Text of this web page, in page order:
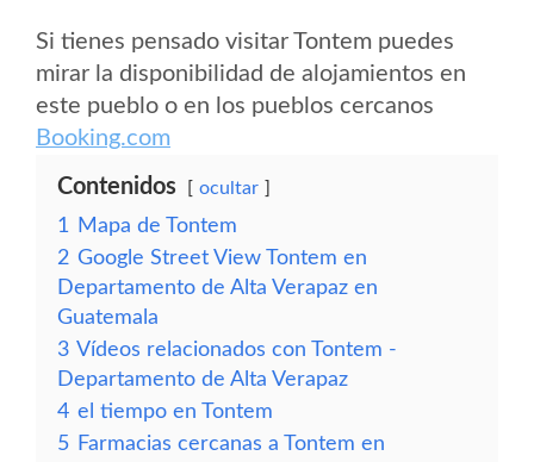
Si tienes pensado visitar Tontem puedes
mirar la disponibilidad de alojamientos en
este pueblo o en los pueblos cercanos
Booking.com
Contenidos ocultar
1
Mapa de Tontem
2 Google Street View Tontem en
Departamento de Alta Verapaz en
Guatemala
3 Vídeos relacionados con Tontem -
Departamento de Alta Verapaz
4 el tiempo en Tontem
5 Farmacias cercanas a Tontem en